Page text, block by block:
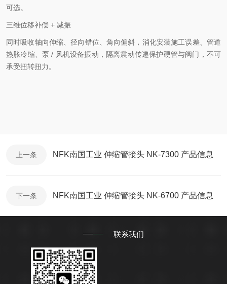
可选。
三维位移补偿 + 减振
同时吸收轴向伸缩、径向错位、角向偏斜，消化安装施工误差、管道
热胀冷缩、泵 / 风机设备振动，隔离震动传递保护硬管与阀门，不可
承受扭转扭力。
上一条 NFK南国工业 伸缩管接头 NK-7300 产品信息
下一条 NFK南国工业 伸缩管接头 NK-6700 产品信息
联系我们